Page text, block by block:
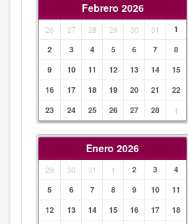
Febrero 2026
26 27 28 29 30 31
1
2
3 4 5 6 7
8
9
10 11 12 13 14
15
16
17 18 19 20 21
22
23
24 25 26 27 28 1
Enero 2026
29 30 31 1 2 3
4
5
6 7 8 9 10
11
12
13 14 15 16 17
18